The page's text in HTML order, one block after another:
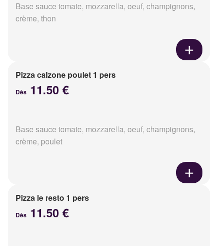
Base sauce tomate, mozzarella, oeuf, champignons,
crème, thon
Pizza calzone poulet 1 pers
Dès 11.50 €
Base sauce tomate, mozzarella, oeuf, champignons,
crème, poulet
Pizza le resto 1 pers
Dès 11.50 €